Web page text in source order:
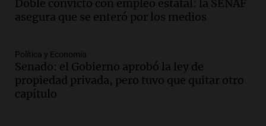
Cuadro de situación
Episodios
accidente automovilístico
Noticias
Episodios
Doble convicto con empleo estatal: la SENAF
asegura que se enteró por los medios
Política y Economía
Senado: el Gobierno aprobó la ley de
propiedad privada, pero tuvo que quitar otro
capítulo